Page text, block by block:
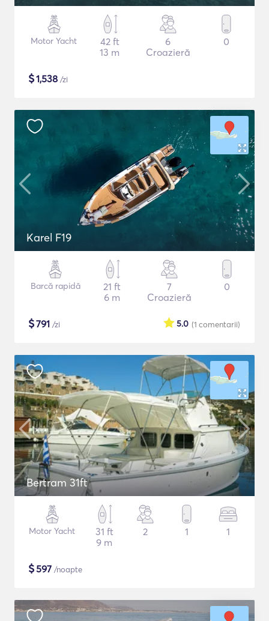
Motor Yacht
42 ft
13 m
6
Croazieră
0
$1,538 /zi
Karel F19
Barcă rapidă
21 ft
6 m
7
Croazieră
0
$791 /zi (1 comentarii)
5.0
Bertram 31ft
Motor Yacht
31 ft
9 m
2 1 1
$597 /noapte